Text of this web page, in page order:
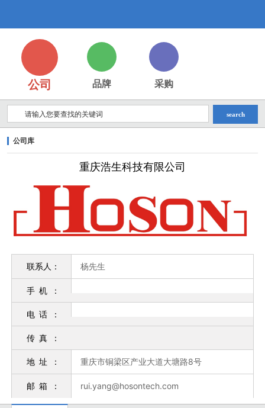
重
庆
浩
生
科
技
公司 品牌 采购
search
公司库
重庆浩生科技有限公司
联系人： 杨先生
手机 ：
电话 ：
传真 ：
地址 ： 重庆市铜梁区产业大道大塘路8号
邮箱 ： rui.yang@hosontech.com